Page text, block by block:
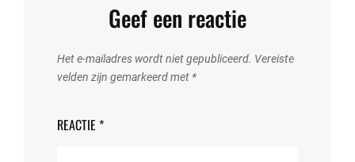
Geef een reactie
Het e-mailadres wordt niet gepubliceerd. Vereiste
velden zijn gemarkeerd met *
REACTIE *